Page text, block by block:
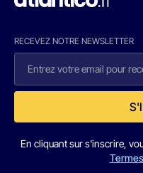
RECEVEZ NOTRE NEWSLETTER
En cliquant sur s'inscrire,